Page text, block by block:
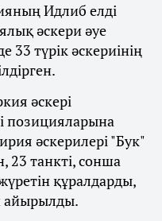
Идлиб елді
әскери әуе
33 түрік әскериінің
әскері
позицияларына
әскерилері "Бук"
23 танкті, сонша
құралдарды,
айырылды.